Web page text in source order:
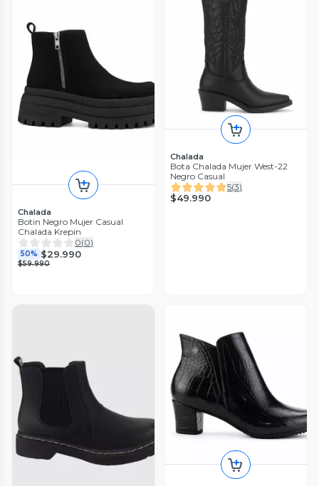
Chalada
Botin Negro Mujer Casual
Chalada Krepin
0(0)
50% $29.990
$59.990
Chalada
Bota Chalada Mujer West-22
Negro Casual
5(3)
$49.990